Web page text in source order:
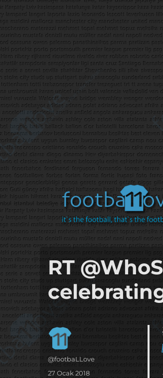
footbaLLove
it's the football, that's the
RT
Yazar
@footbaLLove
Yayın
27 Ocak 2018